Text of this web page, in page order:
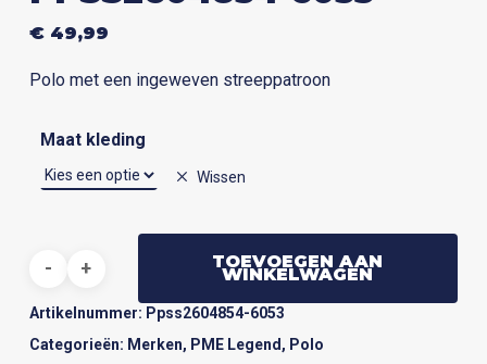
€49,99
Polo met een ingeweven streeppatroon
Maat kleding
Wissen
TOEVOEGEN AAN
WINKELWAGEN
Artikelnummer: Ppss2604854-6053
Categorieën: Merken, PME Legend , Polo